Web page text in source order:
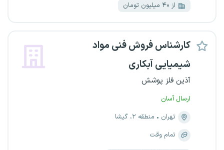
از ۴۰ میلیون تومان
کارشناس فروش فنی مواد
شیمیایی آبکاری
آذین فلز پوشش
ارسال آسان
تهران
منطقه ۲، گیشا
تمام وقت